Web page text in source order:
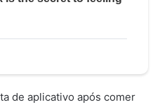
de aplicativo após comer